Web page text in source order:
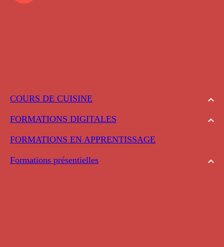
COURS DE CUISINE
FORMATIONS DIGITALES
FORMATIONS EN APPRENTISSAGE
Formations présentielles